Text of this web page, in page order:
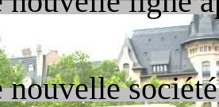
nouvelle